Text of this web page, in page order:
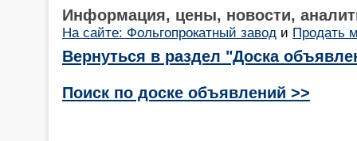
Информация, цены, новости,
На сайте: Фольгопрокатный завод и Продать
Вернуться в раздел "Доска
Поиск по доске объявлений >>